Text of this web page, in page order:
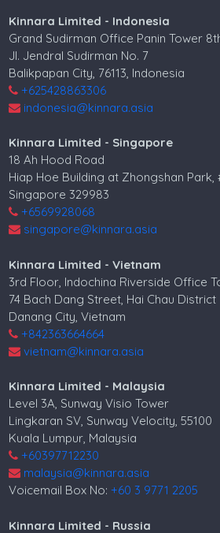
Kinnara Limited - Indonesia
Grand Sudirman Office Panin Tower
Jl. Jendral Sudirman No. 7
Balikpapan City, 76113, Indonesia
+625428863306
indonesia@kinnara.asia
Kinnara Limited - Singapore
18 Ah Hood Road
Hiap Hoe Building at Zhongshan Park,
Singapore 329983
+6569928068
singapore@kinnara.asia
Kinnara Limited - Vietnam
3rd Floor, Indochina Riverside Office
74 Bach Dang Street, Hai Chau District
Danang City, Vietnam
+842363664664
vietnam@kinnara.asia
Kinnara Limited - Malaysia
Level 3A, Sunway Visio Tower
Lingkaran SV, Sunway Velocity, 55100
Kuala Lumpur, Malaysia
+60397712230
malaysia@kinnara.asia
Voicemail Box No:+60 3 9771 2205
Kinnara Limited - Russia